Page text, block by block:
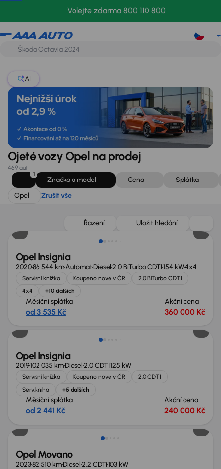
Volejte zdarma 800 110 800
Opel
AI
Ojeté vozy Opel na prodej
469 aut
1
Značka a model Cena
Splátka
Opel
Zrušit vše
Řazení Uložit hledání
Zlevněno o 60 000 Kč
Opel Insignia
202086 544 kmAutomatDiesel2.0 BiTurbo CDTI154 kW4x4
Servisní knížka Koupeno nové v ČR
2.0 BiTurbo CDTI
4x4
+10 dalších
Měsíční splátka
od 3 535 Kč
Akční cena
360 000 Kč
Zlevněno o 20 000 Kč
Opel Insignia
2019102 035 kmDiesel2.0 CDTI125 kW
Servisní knížka Koupeno nové v ČR
2.0 CDTI
Serv.kniha
+5 dalších
Měsíční splátka
od 2 441 Kč
Akční cena
240 000 Kč
Možnost odpočtu DPH
Opel Movano
202382 510 kmDiesel2.2 CDTi103 kW